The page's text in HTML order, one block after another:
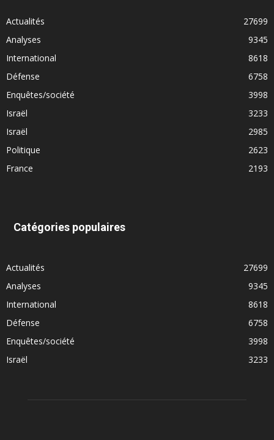
Actualités
27699
Analyses
9345
International
8618
Défense
6758
Enquêtes/société
3998
Israël
3233
Israël
2985
Politique
2623
France
2193
Catégories populaires
Actualités
27699
Analyses
9345
International
8618
Défense
6758
Enquêtes/société
3998
Israël
3233